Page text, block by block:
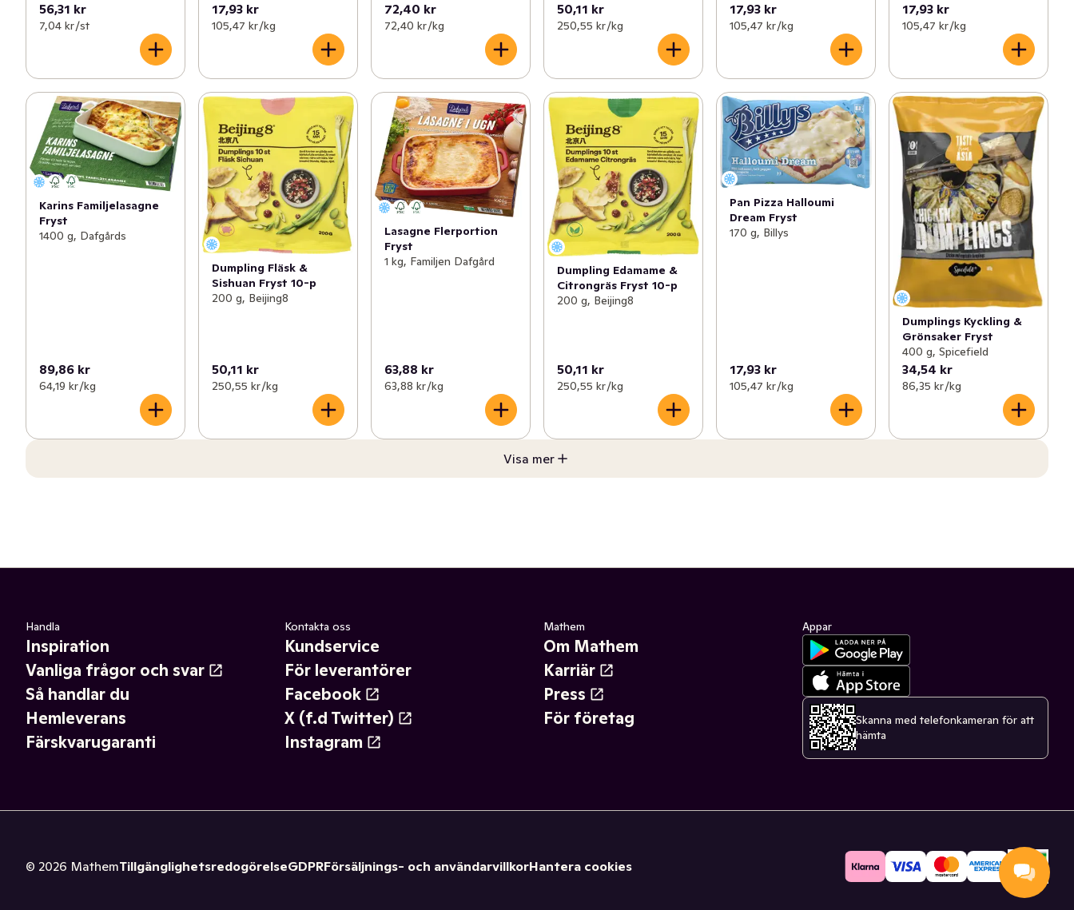
56,31 kr
7,04 kr /st
17,93 kr
105,47 kr /kg
72,40 kr
72,40 kr /kg
50,11 kr
250,55 kr /kg
17,93 kr
105,47 kr /kg
17,93 kr
105,47 kr /kg
Karins Familjelasagne
Fryst
1400 g, Dafgårds
89,86 kr
64,19 kr /kg
Dumpling Fläsk &
Sishuan Fryst 10-p
200 g, Beijing8
50,11 kr
250,55 kr /kg
Lasagne Flerportion
Fryst
1 kg, Familjen Dafgård
63,88 kr
63,88 kr /kg
Dumpling Edamame &
Citrongräs Fryst 10-p
200 g, Beijing8
50,11 kr
250,55 kr /kg
Pan Pizza Halloumi
Dream Fryst
170 g, Billys
17,93 kr
105,47 kr /kg
Dumplings Kyckling &
Grönsaker Fryst
400 g, Spicefield
34,54 kr
86,35 kr /kg
Visa mer
Handla
Inspiration
Vanliga frågor och svar
Så handlar du
Hemleverans
Färskvarugaranti
Kontakta oss
Kundservice
För leverantörer
Facebook
X (f.d Twitter)
Instagram
Mathem
Om Mathem
Karriär
Press
För företag
Appar
Skanna med telefonkameran för att
hämta
© 2026 MathemTillgänglighetsredogörelseGDPRFörsäljnings- och användarvillkorHantera cookies